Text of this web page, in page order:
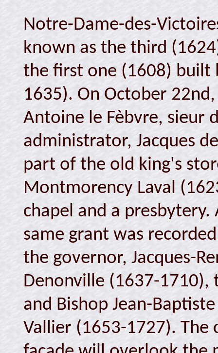
Notre-Dame-des-
known as the third
the first one (1608) built
1635). On October
Antoine le Fèbvre, sieur
administrator, Jacques
part of the old king's
Montmorency Laval
chapel and a
same grant was
the governor, Jacques-
Denonville (1637-
and Bishop Jean-
Vallier (1653-1727).